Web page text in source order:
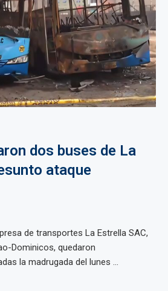
dos buses de La
ataque
de transportes La Estrella SAC,
Dominicos, quedaron
la madrugada del lunes ...